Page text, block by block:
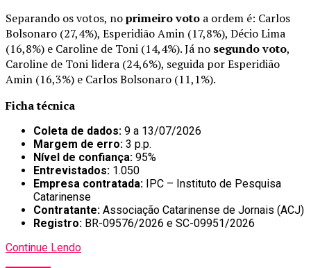
Separando os votos, noprimeiro voto a ordem é: Carlos
Bolsonaro (27,4%), Esperidião Amin (17,8%), Décio Lima
(16,8%) e Caroline de Toni (14,4%). Já no segundo voto,
Caroline de Toni lidera (24,6%), seguida por Esperidião
Amin (16,3%) e Carlos Bolsonaro (11,1%).
Ficha técnica
Coleta de dados: 9 a 13/07/2026
Margem de erro: 3 p.p.
Nível de confiança: 95%
Entrevistados: 1.050
Empresa contratada: IPC – Instituto de Pesquisa
Catarinense
Contratante: Associação Catarinense de Jornais (ACJ)
Registro: BR-09576/2026 e SC-09951/2026
Continue Lendo